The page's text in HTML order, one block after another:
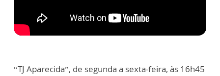
“TJ Aparecida”, de segunda a sexta-feira, às 16h45